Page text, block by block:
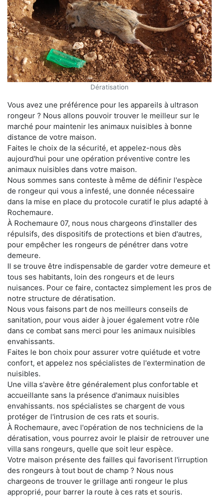
Dératisation
Vous avez une préférence pour les appareils à ultrason
rongeur ? Nous allons pouvoir trouver le meilleur sur le
marché pour maintenir les animaux nuisibles à bonne
distance de votre maison.
Faites le choix de la sécurité, et appelez-nous dès
aujourd'hui pour une opération préventive contre les
animaux nuisibles dans votre maison.
Nous sommes sans conteste à même de définir l'espèce
de rongeur qui vous a infesté, une donnée nécessaire
dans la mise en place du protocole curatif le plus adapté à
Rochemaure.
À Rochemaure 07, nous nous chargeons d'installer des
répulsifs, des dispositifs de protections et bien d'autres,
pour empêcher les rongeurs de pénétrer dans votre
demeure.
Il se trouve être indispensable de garder votre demeure et
tous ses habitants, loin des rongeurs et de leurs
nuisances. Pour ce faire, contactez simplement les pros de
notre structure de dératisation.
Nous vous faisons part de nos meilleurs conseils de
sanitation, pour vous aider à jouer également votre rôle
dans ce combat sans merci pour les animaux nuisibles
envahissants.
Faites le bon choix pour assurer votre quiétude et votre
confort, et appelez nos spécialistes de l'extermination de
nuisibles.
Une villa s'avère être généralement plus confortable et
accueillante sans la présence d'animaux nuisibles
envahissants. nos spécialistes se chargent de vous
protéger de l'intrusion de ces rats et souris.
À Rochemaure, avec l'opération de nos techniciens de la
dératisation, vous pourrez avoir le plaisir de retrouver une
villa sans rongeurs, quelle que soit leur espèce.
Votre maison présente des failles qui favorisent l'irruption
des rongeurs à tout bout de champ ? Nous nous
chargeons de trouver le grillage anti rongeur le plus
approprié, pour barrer la route à ces rats et souris.